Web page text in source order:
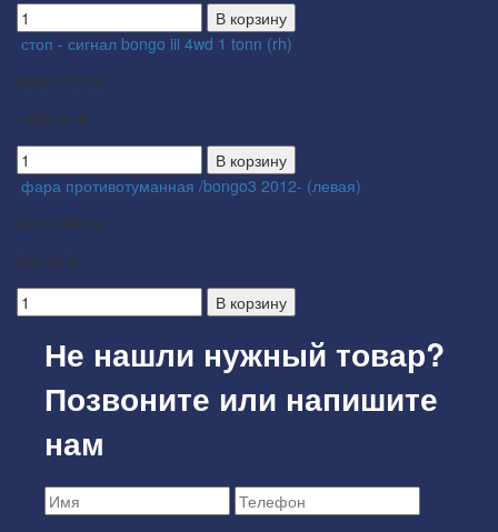
В корзину
стоп - сигнал bongo iii 4wd 1 tonn (rh)
924024E100
1850.00 ₽
В корзину
фара противотуманная /bongo3 2012- (левая)
922014B000
800.00 ₽
В корзину
Не нашли нужный товар?
Позвоните или напишите
нам